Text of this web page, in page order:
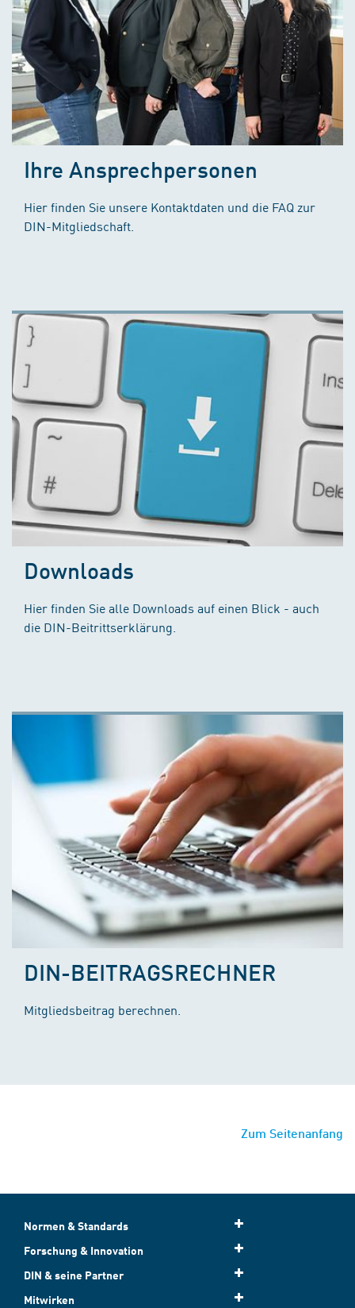
Ihre Ansprechpersonen
Hier finden Sie unsere Kontaktdaten und die FAQ zur
DIN-Mitgliedschaft.
Downloads
Hier finden Sie alle Downloads auf einen Blick - auch
die DIN-Beitrittserklärung.
DIN-BEITRAGSRECHNER
Mitgliedsbeitrag berechnen.
Zum Seitenanfang
Normen & Standards
Forschung & Innovation
DIN & seine Partner
Mitwirken